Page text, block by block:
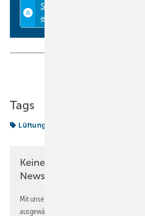
Tags
Lüftungstechnik
Keine Zeit? Kein Problem
Newsletter!
Mit unserem Newsletter erhalten Sie
ausgewählte Informationen und